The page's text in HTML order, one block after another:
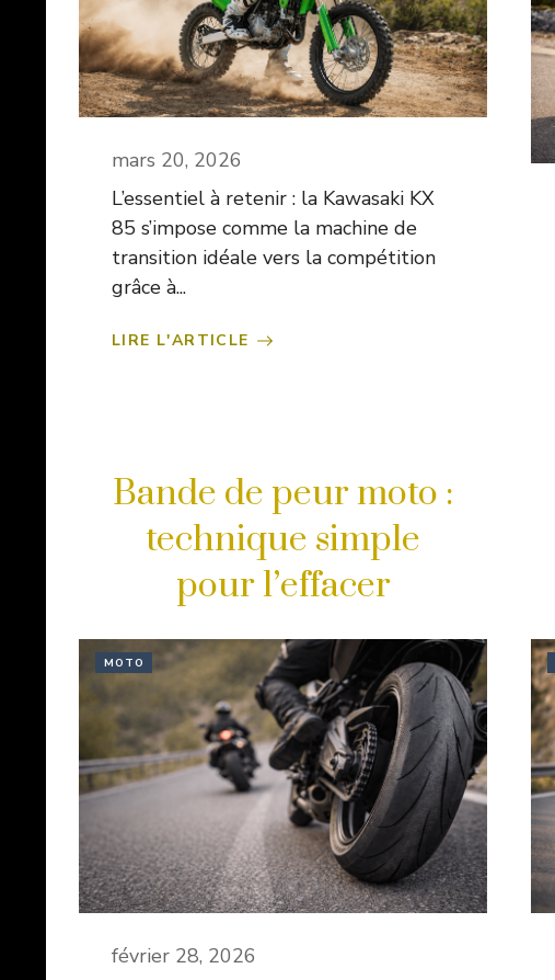
mars 20, 2026
L’essentiel à retenir : la Kawasaki KX
85 s’impose comme la machine de
transition idéale vers la compétition
grâce à...
LIRE L'ARTICLE
Bande de peur moto :
technique simple
pour l’effacer
MOTO
février 28, 2026